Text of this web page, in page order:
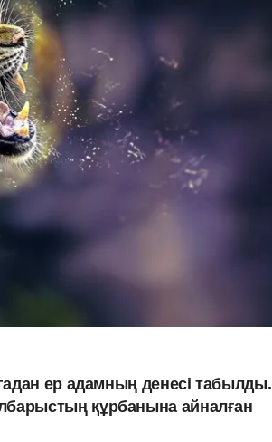
ер адамның денесі табылды.
құрбанына айналған